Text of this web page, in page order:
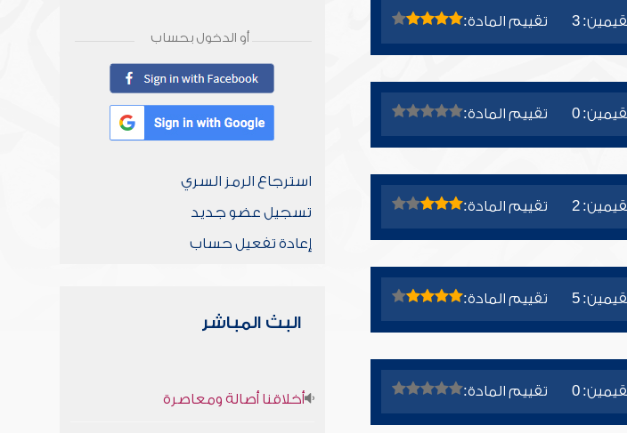
3 تقييم المادة:
0 تقييم المادة:
2 تقييم المادة:
5 تقييم المادة:
0 تقييم المادة:
أو الدخول بحساب
استرجاع الرمز السري
تسجيل عضو جديد
إعادة تفعيل حساب
البث المباشر
أخلاقنا أصالة ومعاصرة